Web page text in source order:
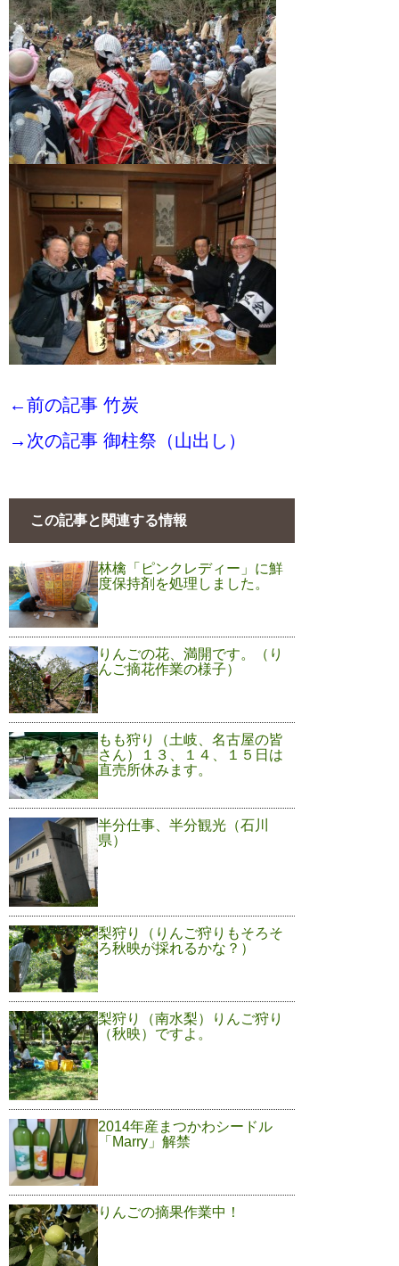
←前の記事 竹炭
→次の記事 御柱祭（山出し）
この記事と関連する情報
林檎「ピンクレディー」に鮮
度保持剤を処理しました。
りんごの花、満開です。（り
んご摘花作業の様子）
もも狩り（土岐、名古屋の皆
さん）１３、１４、１５日は
直売所休みます。
半分仕事、半分観光（石川
県）
梨狩り（りんご狩りもそろそ
ろ秋映が採れるかな？）
梨狩り（南水梨）りんご狩り
（秋映）ですよ。
2014年産まつかわシードル
「Marry」解禁
りんごの摘果作業中！